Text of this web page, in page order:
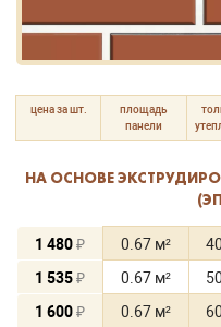
цена за шт.
площадь
панели
НА ОСНОВЕ
1 480₽ 0.67 м²
1 535₽ 0.67 м²
1 600₽ 0.67 м²